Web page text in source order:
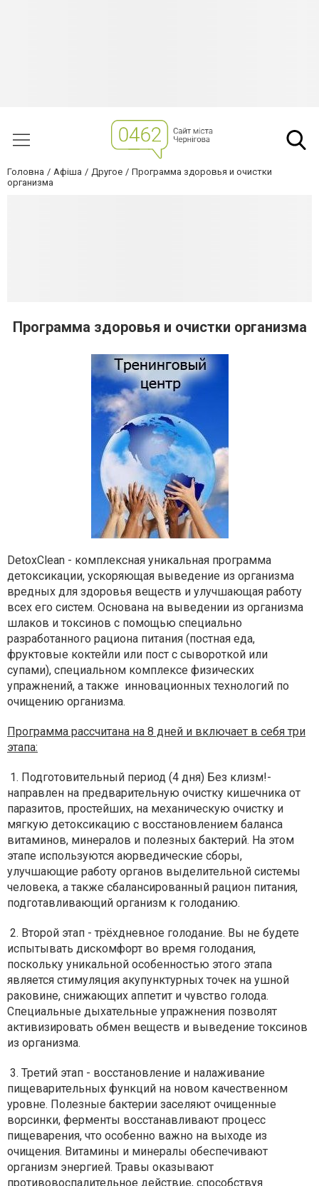
Головна Афіша Другое
Программа здоровья и очистки
организма
Программа здоровья и очистки организма
DetoxClean - комплексная уникальная программа
детоксикации, ускоряющая выведение из организма
вредных для здоровья веществ и улучшающая работу
всех его систем. Основана на выведении из организма
шлаков и токсинов с помощью специально
разработанного рациона питания (постная еда,
фруктовые коктейли или пост с сывороткой или
супами), специальном комплексе физических
упражнений, а также инновационных технологий по
очищению организма.
Программа рассчитана на 8 дней и включает в себя три
этапа:
1. Подготовительный период (4 дня) Без клизм!-
направлен на предварительную очистку кишечника от
паразитов, простейших, на механическую очистку и
мягкую детоксикацию с восстановлением баланса
витаминов, минералов и полезных бактерий. На этом
этапе используются аюрведические сборы,
улучшающие работу органов выделительной системы
человека, а также сбалансированный рацион питания,
подготавливающий организм к голоданию.
2. Второй этап - трёхдневное голодание. Вы не будете
испытывать дискомфорт во время голодания,
поскольку уникальной особенностью этого этапа
является стимуляция акупунктурных точек на ушной
раковине, снижающих аппетит и чувство голода.
Специальные дыхательные упражнения позволят
активизировать обмен веществ и выведение токсинов
из организма.
3. Третий этап - восстановление и налаживание
пищеварительных функций на новом качественном
уровне. Полезные бактерии заселяют очищенные
ворсинки, ферменты восстанавливают процесс
пищеварения, что особенно важно на выходе из
очищения. Витамины и минералы обеспечивают
организм энергией. Травы оказывают
противовоспалительное действие, способствуя